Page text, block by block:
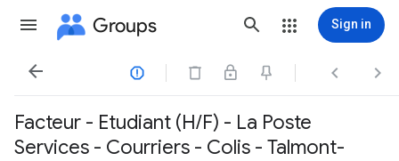
Groups Sign in
   
Facteur - Etudiant (H/F) - La Poste
Services - Courriers - Colis - Talmont-